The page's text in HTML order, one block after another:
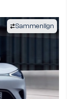
Sammenlign